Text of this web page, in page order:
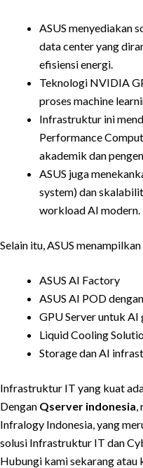
ASUS menyediakan
data center yang
efisiensi energi.
Teknologi NVIDIA
proses machine
Infrastruktur ini
Performance
akademik dan
ASUS juga
system) dan
workload AI modern.
Selain itu, ASUS
ASUS AI Factory
ASUS AI POD
GPU Server untuk
Liquid Cooling
Storage dan AI
Infrastruktur IT yang kuat
Dengan Qserver indonesia,
Infralogy Indonesia, yang
solusi Infrastruktur IT dan
Hubungi kami sekarang atau